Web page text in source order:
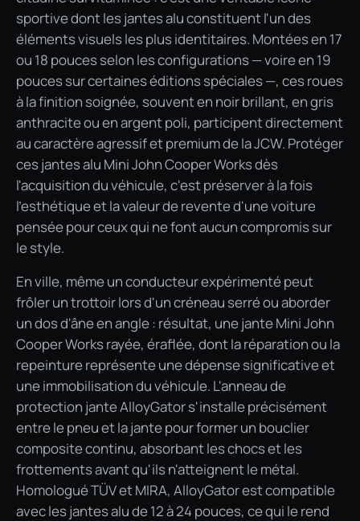
sportive dont les jantes alu constituent l'un des
éléments visuels les plus identitaires. Montées en 17
ou 18 pouces selon les configurations — voire en 19
pouces sur certaines éditions spéciales —, ces roues
à la finition soignée, souvent en noir brillant, en gris
anthracite ou en argent poli, participent directement
au caractère agressif et premium de la JCW. Protéger
ces jantes alu Mini John Cooper Works dès
l'acquisition du véhicule, c'est préserver à la fois
l'esthétique et la valeur de revente d'une voiture
pensée pour ceux qui ne font aucun compromis sur
le style.
En ville, même un conducteur expérimenté peut
frôler un trottoir lors d'un créneau serré ou aborder
un dos d'âne en angle : résultat, une jante Mini John
Cooper Works rayée, éraflée, dont la réparation ou la
repeinture représente une dépense significative et
une immobilisation du véhicule. L'anneau de
protection jante AlloyGator s'installe précisément
entre le pneu et la jante pour former un bouclier
composite continu, absorbant les chocs et les
frottements avant qu'ils n'atteignent le métal.
Homologué TÜV et MIRA, AlloyGator est compatible
avec les jantes alu de 12 à 24 pouces, ce qui le rend